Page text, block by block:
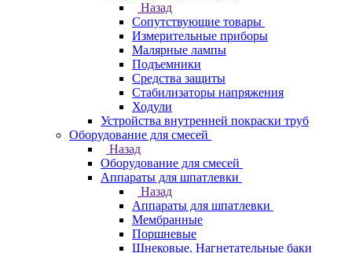
Назад
Сопутствующие товары
Измерительные приборы
Малярные лампы
Подъемники
Средства защиты
Стабилизаторы напряжения
Ходули
Устройства внутренней покраски труб
Оборудование для смесей
Назад
Оборудование для смесей
Аппараты для шпатлевки
Назад
Аппараты для шпатлевки
Мембранные
Поршневые
Шнековые. Нагнетательные баки